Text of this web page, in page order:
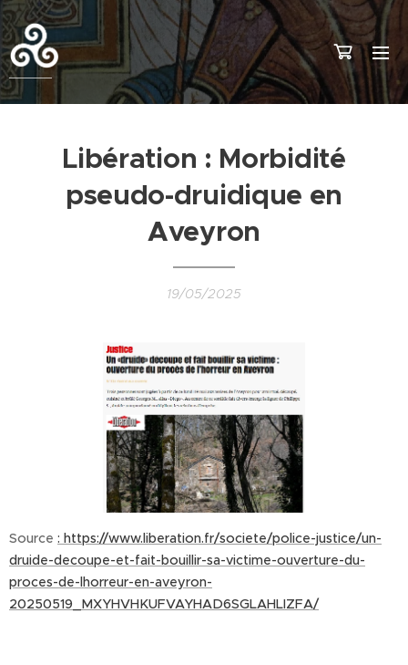
Libération : Morbidité
pseudo-druidique en
Aveyron
19/05/2025
Source : https://www.liberation.fr/societe/police-justice/un-
druide-decoupe-et-fait-bouillir-sa-victime-ouverture-du-
proces-de-lhorreur-en-aveyron-
20250519_MXYHVHKUFVAYHAD6SGLAHLIZFA/